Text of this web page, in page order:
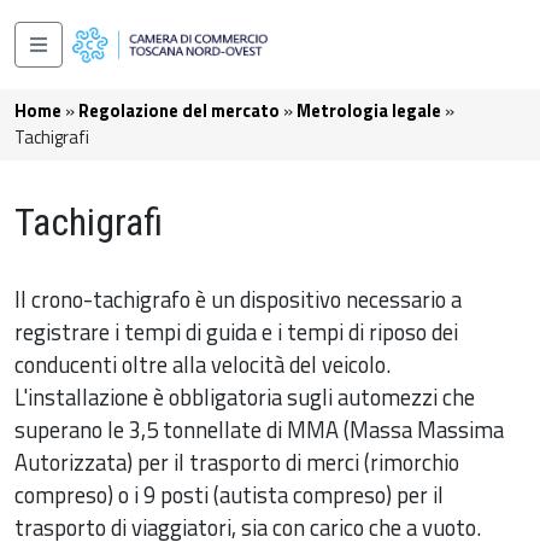
Salta al contenuto principale
Navigazione principale
Briciole di pane
Home Regolazione del mercato
Metrologia legale
Tachigrafi
Tachigrafi
Il crono-tachigrafo è un dispositivo necessario a
registrare i tempi di guida e i tempi di riposo dei
conducenti oltre alla velocità del veicolo.
L'installazione è obbligatoria sugli automezzi che
superano le 3,5 tonnellate di MMA (Massa Massima
Autorizzata) per il trasporto di merci (rimorchio
compreso) o i 9 posti (autista compreso) per il
trasporto di viaggiatori, sia con carico che a vuoto.